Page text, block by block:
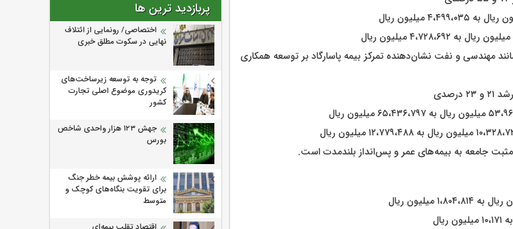
مهندسی و نفت نشان‌دهنده تمرکز بیمه پاسارگاد بر توسعه همکاری
جامعه به بیمه‌های عمر و پس‌انداز بلندمدت است.
پربازدید ترین ها
اختصاصی/ رونمایی از ائتلاف‌
نهایی در سکوت مطلق خبری
توجه به توسعه زیرساخت‌های
کریدوری موضوع اصلی تجارت
کشور
جهش ۱۲۳ هزار واحدی شاخص
بورس
ارائه پوشش بیمه خطر جنگ
برای تقویت بنگاه‌های کوچک و
متوسط